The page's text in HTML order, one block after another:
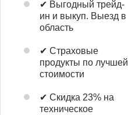
✔ Выгодный трейд-
ин и выкуп. Выезд в
область
✔ Страховые
продукты по лучшей
стоимости
✔ Скидка 23% на
техническое